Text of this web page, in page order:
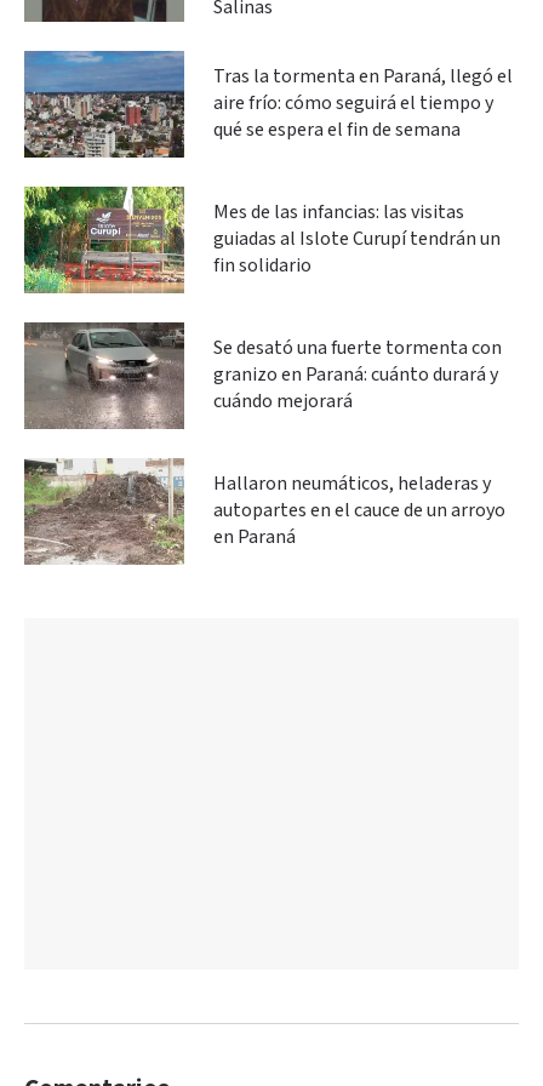
Salinas
Tras la tormenta en Paraná, llegó el
aire frío: cómo seguirá el tiempo y
qué se espera el fin de semana
Mes de las infancias: las visitas
guiadas al Islote Curupí tendrán un
fin solidario
Se desató una fuerte tormenta con
granizo en Paraná: cuánto durará y
cuándo mejorará
Hallaron neumáticos, heladeras y
autopartes en el cauce de un arroyo
en Paraná